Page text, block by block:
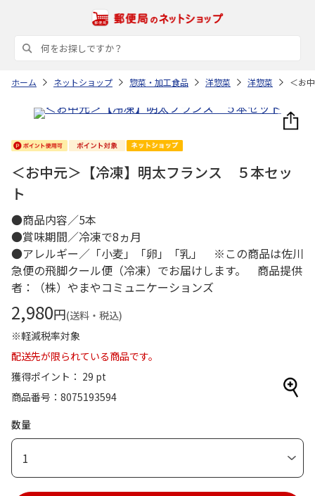
ホーム ネットショップ 惣菜・加工食品 洋惣菜 洋惣菜 ＜お
＜お中元＞【冷凍】明太フランス ５本セッ
ト
●商品内容／5本
●賞味期間／冷凍で8ヵ月
●アレルギー／「小麦」「卵」「乳」 ※この商品は佐川
急便の飛脚クール便（冷凍）でお届けします。 商品提供
者：（株）やまやコミュニケーションズ
2,980円(送料・税込)
※軽減税率対象
配送先が限られている商品です。
獲得ポイント： 29 pt
商品番号
8075193594
数量
1